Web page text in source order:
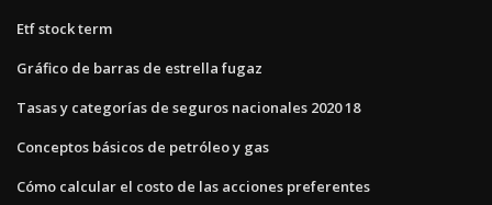
Etf stock term
Gráfico de barras de estrella fugaz
Tasas y categorías de seguros nacionales 2020 18
Conceptos básicos de petróleo y gas
Cómo calcular el costo de las acciones preferentes